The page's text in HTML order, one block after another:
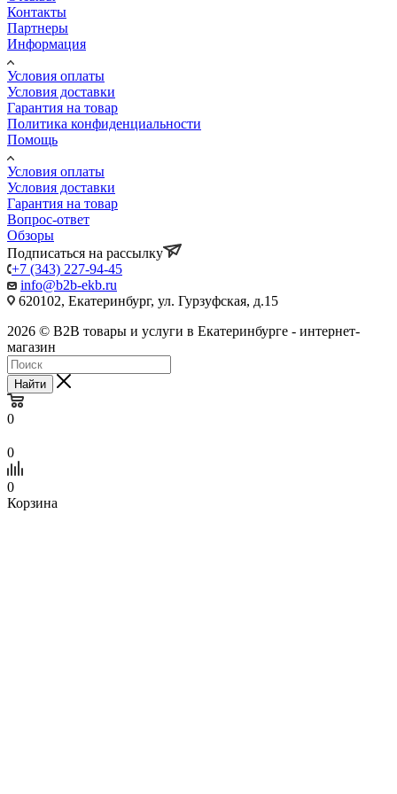
Контакты
Партнеры
Информация
Условия оплаты
Условия доставки
Гарантия на товар
Политика конфиденциальности
Помощь
Условия оплаты
Условия доставки
Гарантия на товар
Вопрос-ответ
Обзоры
Подписаться на рассылку
+7 (343) 227-94-45
info@b2b-ekb.ru
620102, Екатеринбург, ул. Гурзуфская, д.15
2026 © B2B товары и услуги в Екатеринбурге - интернет-
магазин
Найти
0
0
0
Корзина